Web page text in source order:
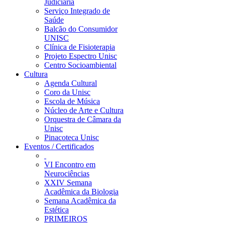
Judiciária
Serviço Integrado de
Saúde
Balcão do Consumidor
UNISC
Clínica de Fisioterapia
Projeto Espectro Unisc
Centro Socioambiental
Cultura
Agenda Cultural
Coro da Unisc
Escola de Música
Núcleo de Arte e Cultura
Orquestra de Câmara da
Unisc
Pinacoteca Unisc
Eventos / Certificados
VI Encontro em
Neurociências
XXIV Semana
Acadêmica da Biologia
Semana Acadêmica da
Estética
PRIMEIROS